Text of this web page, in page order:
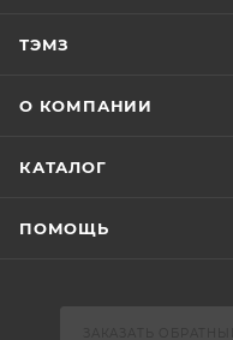
ТЭМЗ
О КОМПАНИИ
КАТАЛОГ
ПОМОЩЬ